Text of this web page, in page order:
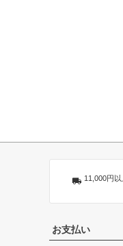
11,000円
お支払い